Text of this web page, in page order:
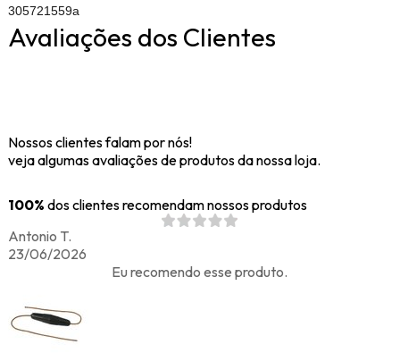
305721559a
Avaliações dos Clientes
Nossos clientes falam por nós!
veja algumas avaliações de produtos da nossa loja.
100% dos clientes recomendam nossos produtos
Antonio T.
23/06/2026
Eu recomendo esse produto.